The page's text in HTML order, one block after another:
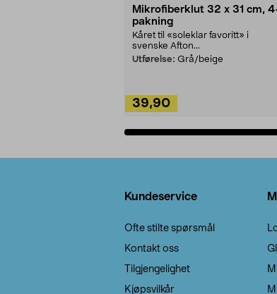
Mikrofiberklut 32 x 31 cm,
pakning
Kåret til «soleklar favoritt» i
svenske Afton...
Utførelse: Grå/beige
39,90
Kundeservice
Ofte stilte spørsmål
Kontakt oss
Tilgjengelighet
Kjøpsvilkår